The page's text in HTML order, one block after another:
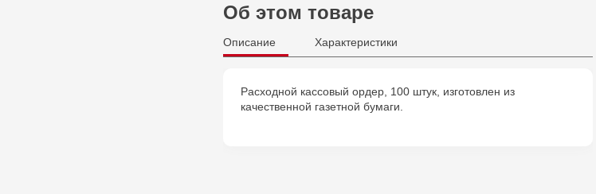
Об этом товаре
Описание Характеристики
Расходной кассовый ордер, 100 штук, изготовлен из
качественной газетной бумаги.